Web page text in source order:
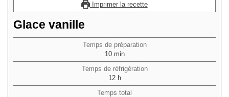
Imprimer la recette
Glace vanille
Temps de préparation
10minutes
min
Temps de réfrigération
12heures
h
Temps total